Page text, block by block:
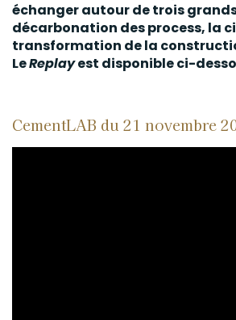
échanger autour de trois
décarbonation des process, la
transformation de la
LeReplayest disponible ci-
CementLAB du 21 novembre